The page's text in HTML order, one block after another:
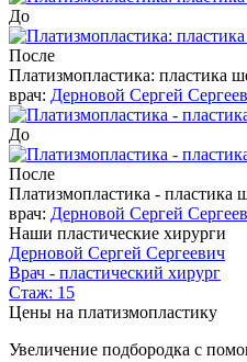
До
После
Платизмопластика: пластика
врач: Дерновой Сергей
До
После
Платизмопластика - пластика
врач: Дерновой Сергей
Наши пластические хирурги
Дерновой Сергей Сергеевич
Врач - пластический хирург
Стаж: 15
Цены на платизмопластику
Увеличение подбородка с